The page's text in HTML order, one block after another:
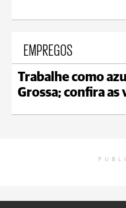
EMPREGOS
Trabalhe como
Grossa; confira as